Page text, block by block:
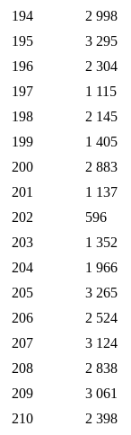
194
2 998
195
3 295
196
2 304
197
1 115
198
2 145
199
1 405
200
2 883
201
1 137
202
596
203
1 352
204
1 966
205
3 265
206
2 524
207
3 124
208
2 838
209
3 061
210
2 398